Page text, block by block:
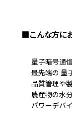
■こんな方に
量子暗号通
最先端の 量
品質管理や
農産物の水
パワーデバ